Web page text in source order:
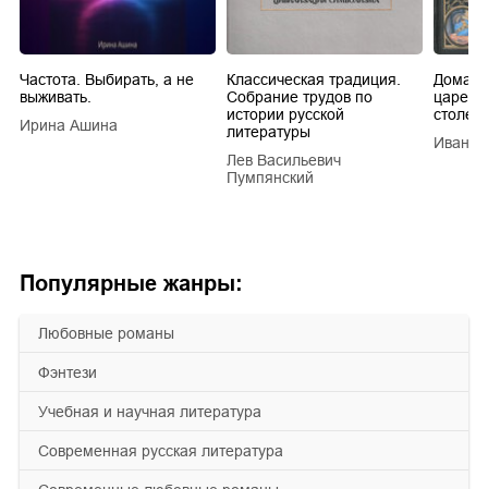
Популярные жанры:
любовные романы
фэнтези
учебная и научная литература
современная русская литература
Частота. Выбирать, а не
выживать.
Ирина Ашина
Классическая традиция.
Собрание трудов по
истории русской
литературы
Лев Васильевич
Пумпянский
царей
Иван